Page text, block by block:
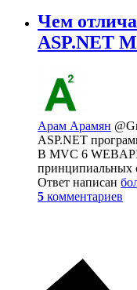
Чем
ASP.NET
Арам Арамян
ASP.NET
В MVC 6
принципиальных
Ответ написан
5 комментариев